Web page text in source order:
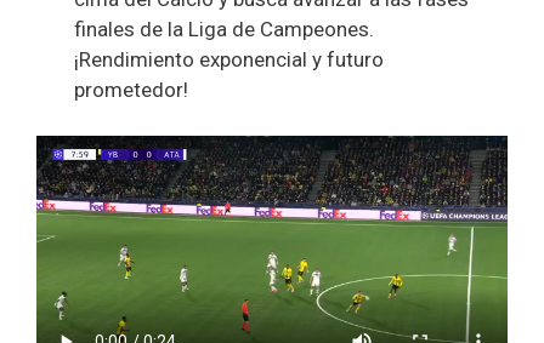
finales de la Liga de Campeones.
¡Rendimiento exponencial y futuro
prometedor!